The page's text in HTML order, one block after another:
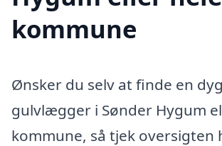
kommune
Ønsker du selv at finde en
gulvlægger i Sønder Hygum
kommune, så tjek oversigten